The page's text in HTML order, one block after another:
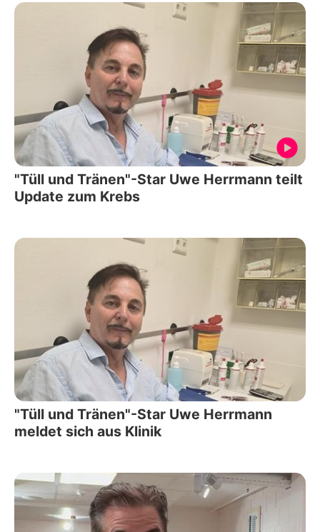
"Tüll und Tränen"-Star Uwe Herrmann teilt
Update zum Krebs
"Tüll und Tränen"-Star Uwe Herrmann
meldet sich aus Klinik